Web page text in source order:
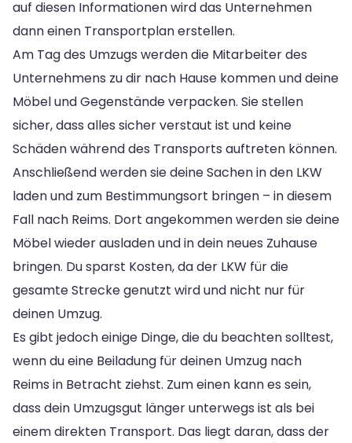
auf diesen Informationen wird das Unternehmen
dann einen Transportplan erstellen.
Am Tag des Umzugs werden die Mitarbeiter des
Unternehmens zu dir nach Hause kommen und deine
Möbel und Gegenstände verpacken. Sie stellen
sicher, dass alles sicher verstaut ist und keine
Schäden während des Transports auftreten können.
Anschließend werden sie deine Sachen in den LKW
laden und zum Bestimmungsort bringen – in diesem
Fall nach Reims. Dort angekommen werden sie deine
Möbel wieder ausladen und in dein neues Zuhause
bringen. Du sparst Kosten, da der LKW für die
gesamte Strecke genutzt wird und nicht nur für
deinen Umzug.
Es gibt jedoch einige Dinge, die du beachten solltest,
wenn du eine Beiladung für deinen Umzug nach
Reims in Betracht ziehst. Zum einen kann es sein,
dass dein Umzugsgut länger unterwegs ist als bei
einem direkten Transport. Das liegt daran, dass der